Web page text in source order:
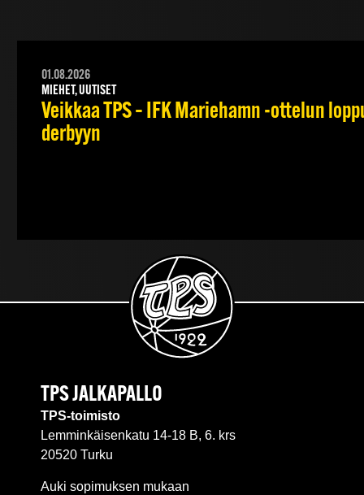
01.08.2026
MIEHET, UUTISET
Veikkaa TPS – IFK Mariehamn -ottelun
derbyyn
TPS JALKAPALLO
TPS-toimisto
Lemminkäisenkatu 14-18 B, 6. krs
20520 Turku
Auki sopimuksen mukaan